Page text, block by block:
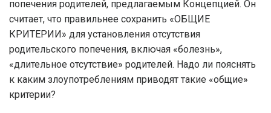
попечения родителей, предлагаемым Концепцией. Он
считает, что правильнее сохранить «ОБЩИЕ
КРИТЕРИИ» для установления отсутствия
родительского попечения, включая «болезнь»,
«длительное отсутствие» родителей. Надо ли пояснять
к каким злоупотреблениям приводят такие «общие»
критерии?